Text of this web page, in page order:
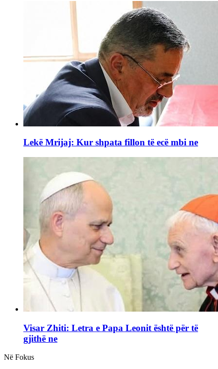
Lekë Mrijaj: Kur shpata fillon të ecë mbi ne
Visar Zhiti: Letra e Papa Leonit është për të
gjithë ne
Në Fokus